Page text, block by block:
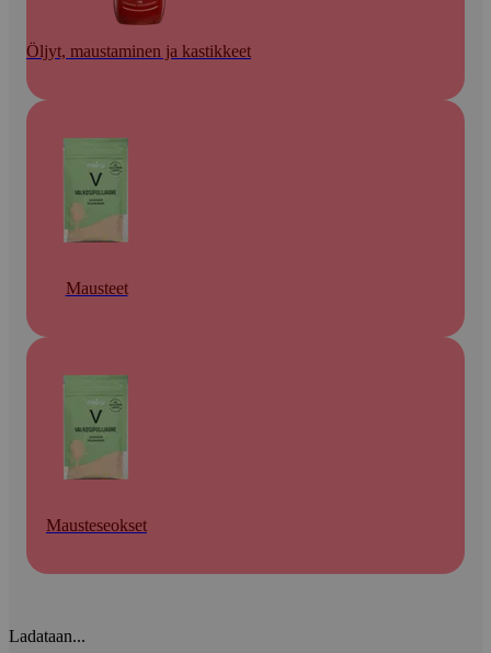
Öljyt, maustaminen ja kastikkeet
Mausteet
Mausteseokset
Ladataan...